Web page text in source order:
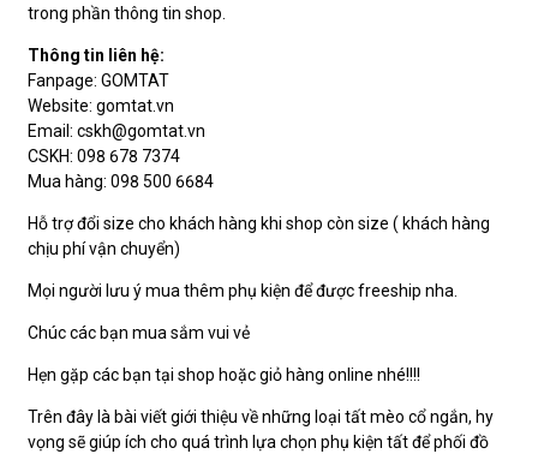
trong phần thông tin shop.
Thông tin liên hệ:
Fanpage: GOMTAT
Website: gomtat.vn
Email: cskh@gomtat.vn
CSKH: 098 678 7374
Mua hàng: 098 500 6684
Hỗ trợ đổi size cho khách hàng khi shop còn size ( khách hàng
chịu phí vận chuyển)
Mọi người lưu ý mua thêm phụ kiện để được freeship nha.
Chúc các bạn mua sắm vui vẻ
Hẹn gặp các bạn tại shop hoặc giỏ hàng online nhé!!!!
Trên đây là bài viết giới thiệu về những loại tất mèo cổ ngắn, hy
vọng sẽ giúp ích cho quá trình lựa chọn phụ kiện tất để phối đồ